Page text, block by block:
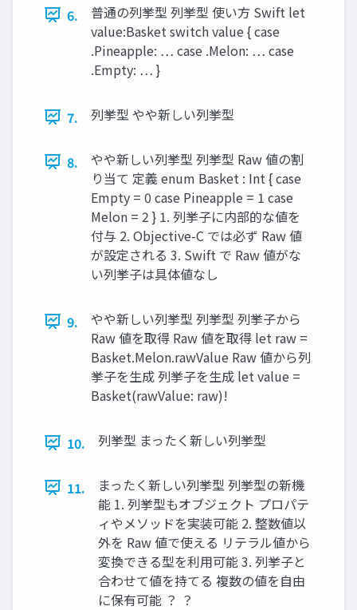
6.
普通の列挙型 列挙型 使い方 Swift let
value:Basket switch value { case
.Pineapple: … case .Melon: … case
.Empty: … }
7. 列挙型 やや新しい列挙型
8.
やや新しい列挙型 列挙型 Raw 値の割
り当て 定義 enum Basket : Int { case
Empty = 0 case Pineapple = 1 case
Melon = 2 } 1. 列挙子に内部的な値を
付与 2. Objective-C では必ず Raw 値
が設定される 3. Swift で Raw 値がな
い列挙子は具体値なし
9.
やや新しい列挙型 列挙型 列挙子から
Raw 値を取得 Raw 値を取得 let raw =
Basket.Melon.rawValue Raw 値から列
挙子を生成 列挙子を生成 let value =
Basket(rawValue: raw)!
10. 列挙型 まったく新しい列挙型
11.
まったく新しい列挙型 列挙型の新機
能 1. 列挙型もオブジェクト プロパテ
ィやメソッドを実装可能 2. 整数値以
外を Raw 値で使える リテラル値から
変換できる型を利用可能 3. 列挙子と
合わせて値を持てる 複数の値を自由
に保有可能 ？ ？